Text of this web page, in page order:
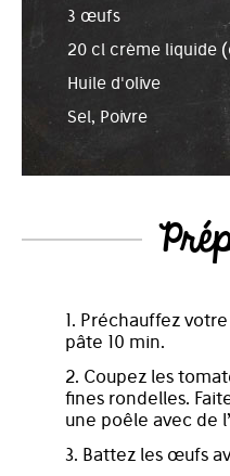
3 œufs
20 cl crème liquide
Huile d'olive
Sel, Poivre
1. Préchauffez
pâte 10 min.
2. Coupez les
fines rondelles.
une poêle avec de
3. Battez les œufs